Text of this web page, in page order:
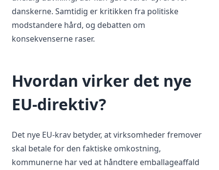
danskerne. Samtidig er kritikken fra politiske
modstandere hård, og debatten om
konsekvenserne raser.
Hvordan virker det nye
EU-direktiv?
Det nye EU-krav betyder, at virksomheder fremover
skal betale for den faktiske omkostning,
kommunerne har ved at håndtere emballageaffald